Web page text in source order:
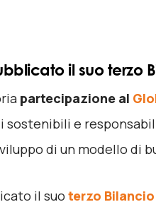
il suo terzo
partecipazione al
sostenibili e
di un modello
il suo terzo